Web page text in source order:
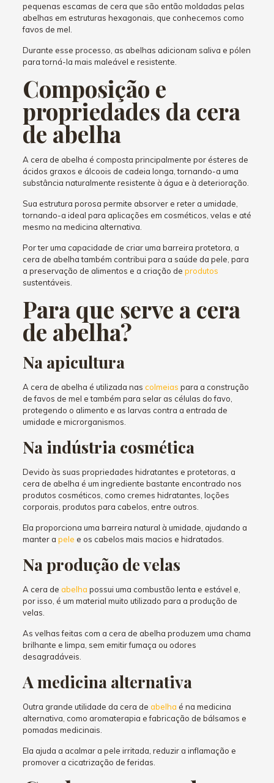
pequenas escamas de cera que são então moldadas pelas
abelhas em estruturas hexagonais, que conhecemos como
favos de mel.
Durante esse processo, as abelhas adicionam saliva e pólen
para torná-la mais maleável e resistente.
Composição e
propriedades da cera
de abelha
A cera de abelha é composta principalmente por ésteres de
ácidos graxos e álcoois de cadeia longa, tornando-a uma
substância naturalmente resistente à água e à deterioração.
Sua estrutura porosa permite absorver e reter a umidade,
tornando-a ideal para aplicações em cosméticos, velas e até
mesmo na medicina alternativa.
Por ter uma capacidade de criar uma barreira protetora, a
cera de abelha também contribui para a saúde da pele, para
a preservação de alimentos e a criação de produtos
sustentáveis.
Para que serve a cera
de abelha?
Na apicultura
A cera de abelha é utilizada nas colmeias para a construção
de favos de mel e também para selar as células do favo,
protegendo o alimento e as larvas contra a entrada de
umidade e microrganismos.
Na indústria cosmética
Devido às suas propriedades hidratantes e protetoras, a
cera de abelha é um ingrediente bastante encontrado nos
produtos cosméticos, como cremes hidratantes, loções
corporais, produtos para cabelos, entre outros.
Ela proporciona uma barreira natural à umidade, ajudando a
manter a pele e os cabelos mais macios e hidratados.
Na produção de velas
A cera de abelha possui uma combustão lenta e estável e,
por isso, é um material muito utilizado para a produção de
velas.
As velhas feitas com a cera de abelha produzem uma chama
brilhante e limpa, sem emitir fumaça ou odores
desagradáveis.
A medicina alternativa
Outra grande utilidade da cera de abelha é na medicina
alternativa, como aromaterapia e fabricação de bálsamos e
pomadas medicinais.
Ela ajuda a acalmar a pele irritada, reduzir a inflamação e
promover a cicatrização de feridas.